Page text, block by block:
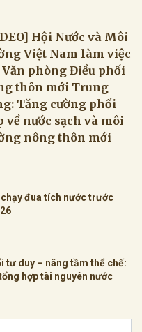
Hội Nước và Môi
Việt Nam làm việc
phòng Điều phối
thôn mới Trung
Tăng cường phối
về nước sạch và môi
nông thôn mới
chạy đua tích nước trước
tư duy – nâng tầm thể chế:
hợp tài nguyên nước